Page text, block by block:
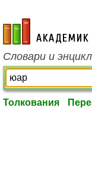
academic.ru
Словари и
Толкования